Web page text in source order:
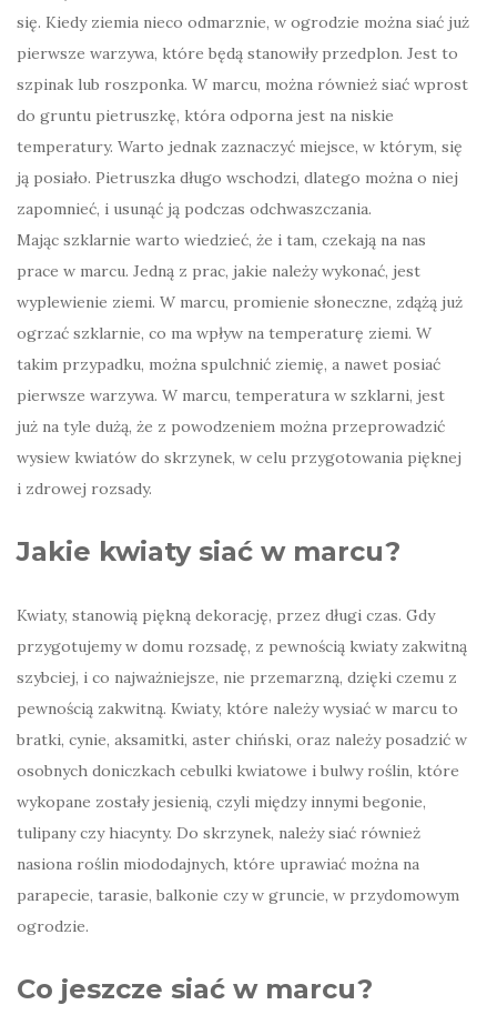
się. Kiedy ziemia nieco odmarznie, w ogrodzie można siać już
pierwsze warzywa, które będą stanowiły przedplon. Jest to
szpinak lub roszponka. W marcu, można również siać wprost
do gruntu pietruszkę, która odporna jest na niskie
temperatury. Warto jednak zaznaczyć miejsce, w którym, się
ją posiało. Pietruszka długo wschodzi, dlatego można o niej
zapomnieć, i usunąć ją podczas odchwaszczania.
Mając szklarnie warto wiedzieć, że i tam, czekają na nas
prace w marcu. Jedną z prac, jakie należy wykonać, jest
wyplewienie ziemi. W marcu, promienie słoneczne, zdążą już
ogrzać szklarnie, co ma wpływ na temperaturę ziemi. W
takim przypadku, można spulchnić ziemię, a nawet posiać
pierwsze warzywa. W marcu, temperatura w szklarni, jest
już na tyle dużą, że z powodzeniem można przeprowadzić
wysiew kwiatów do skrzynek, w celu przygotowania pięknej
i zdrowej rozsady.
Jakie kwiaty siać w marcu?
Kwiaty, stanowią piękną dekorację, przez długi czas. Gdy
przygotujemy w domu rozsadę, z pewnością kwiaty zakwitną
szybciej, i co najważniejsze, nie przemarzną, dzięki czemu z
pewnością zakwitną. Kwiaty, które należy wysiać w marcu to
bratki, cynie, aksamitki, aster chiński, oraz należy posadzić w
osobnych doniczkach cebulki kwiatowe i bulwy roślin, które
wykopane zostały jesienią, czyli między innymi begonie,
tulipany czy hiacynty. Do skrzynek, należy siać również
nasiona roślin miododajnych, które uprawiać można na
parapecie, tarasie, balkonie czy w gruncie, w przydomowym
ogrodzie.
Co jeszcze siać w marcu?